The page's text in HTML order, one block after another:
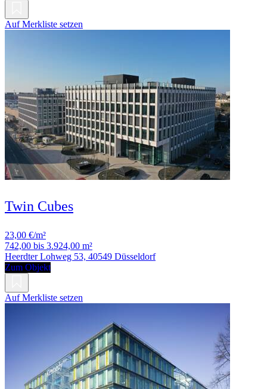
Auf Merkliste setzen
Twin Cubes
23,00 €/m²
742,00 bis 3.924,00 m²
Heerdter Lohweg 53, 40549 Düsseldorf
Zum Objekt
Auf Merkliste setzen